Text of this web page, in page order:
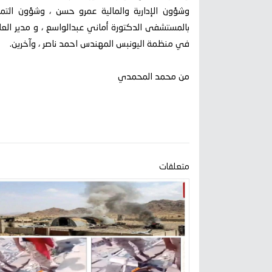
وشؤون الإدارية والمالية عمرو حسن ، وشؤون
بالمستشفى الدكتورة أماني عبدالواسع ، و مدير
في منظمة اليونبس المهندس احمد ناصر ، وآخرين.
من محمد المحمدي
متعلقات